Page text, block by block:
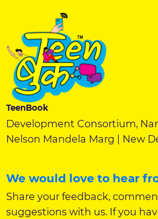
TeenBook
Development Consortium,
Nelson Mandela Marg | New
We would love to hear
Share your feedback,
suggestions with us. If you